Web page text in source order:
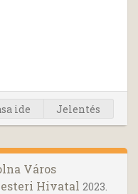
ide Jelentés
Város
Hivatal 2023.